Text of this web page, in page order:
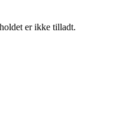
er ikke tilladt.